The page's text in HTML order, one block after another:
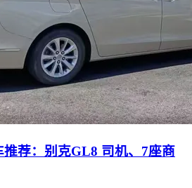
荐：别克GL8 司机、7座商